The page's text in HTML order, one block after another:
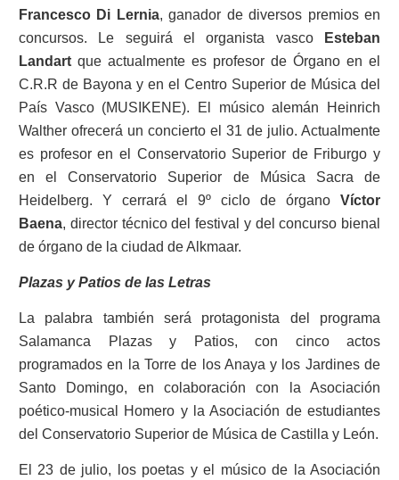
Francesco Di Lernia, ganador de diversos premios en
concursos. Le seguirá el organista vasco
Esteban
Landart que actualmente es profesor de Órgano en el
C.R.R de Bayona y en el Centro Superior de Música del
País Vasco (MUSIKENE). El músico alemán Heinrich
Walther ofrecerá un concierto el 31 de julio. Actualmente
es profesor en el Conservatorio Superior de Friburgo y
en el Conservatorio Superior de Música Sacra de
Heidelberg. Y cerrará el 9º ciclo de órgano Víctor
Baena, director técnico del festival y del concurso bienal
de órgano de la ciudad de Alkmaar.
Plazas y Patios de las Letras
La palabra también será protagonista del programa
Salamanca Plazas y Patios, con cinco actos
programados en la Torre de los Anaya y los Jardines de
Santo Domingo, en colaboración con la Asociación
poético-musical Homero y la Asociación de estudiantes
del Conservatorio Superior de Música de Castilla y León.
El 23 de julio, los poetas y el músico de la Asociación